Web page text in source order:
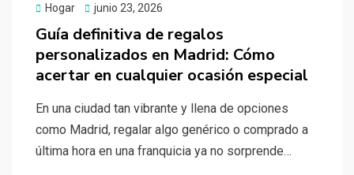
Hogar
Publicado
junio 23, 2026
Guía definitiva de regalos
personalizados en Madrid: Cómo
acertar en cualquier ocasión especial
En una ciudad tan vibrante y llena de opciones
como Madrid, regalar algo genérico o comprado a
última hora en una franquicia ya no sorprende…